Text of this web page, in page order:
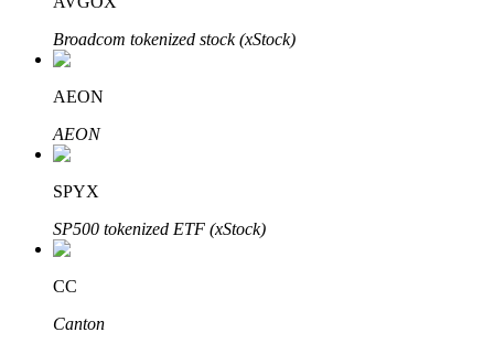
Broadcom tokenized stock (xStock)
AEON
AEON
SPYX
SP500 tokenized ETF (xStock)
CC
Canton